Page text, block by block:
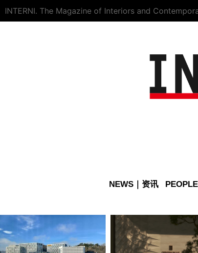
INTERNI. The Magazine of Interiors and
NEWS｜资讯